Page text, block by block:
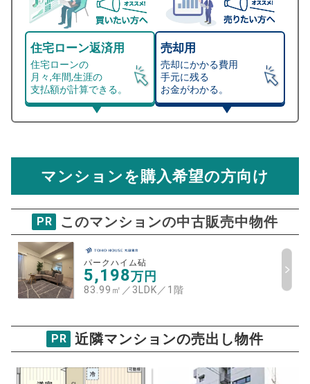
住宅ローン返済用
住宅ローンの
月々,年間,生涯の
支払額が計算できる。
売却用
売却にかかる費用
手元に残る
お金がわかる。
総支払額シミュレーション
物件価格
万円
ご希望の
返済期間
住宅ローン
金利
マンション売却シミュレーター
パークハイム砧
試算条件 74㎡・3階
推定売却価格：3846万円
資金計画のために査定額や希望売却価
格を入力して活用するのもおすすめ◎
売却価格
マンションを購入希望の方向け
PR このマンションの中古販売中物件
パークハイム砧
5,198万円
83.99㎡／3LDK ／ 1階
PR 近隣マンションの売出し物件